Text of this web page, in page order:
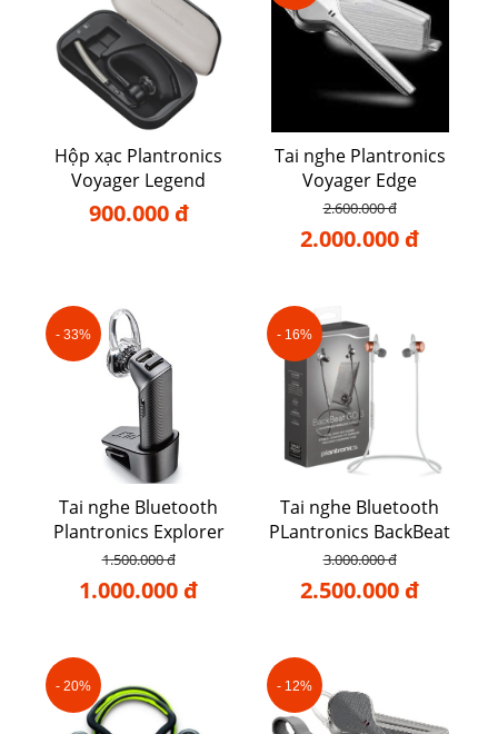
Hộp xạc Plantronics
Voyager Legend
900.000 đ
Tai nghe Plantronics
Voyager Edge
2.600.000 đ
2.000.000 đ
- 33%
Tai nghe Bluetooth
Plantronics Explorer
102
1.500.000 đ
1.000.000 đ
- 16%
Tai nghe Bluetooth
PLantronics BackBeat
GO 3
3.000.000 đ
2.500.000 đ
- 20% - 12%